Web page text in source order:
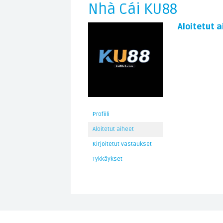
Nhà Cái KU88
Profiili
Aloitetut aiheet
Kirjoitetut vastaukset
Tykkäykset
Aloitetut